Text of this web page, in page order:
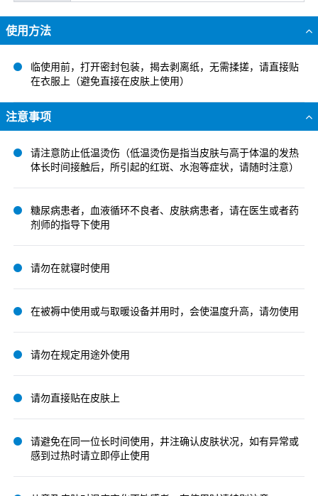
使用方法
临使用前，打开密封包装，揭去剥离纸，无需揉搓，请直接贴
在衣服上（避免直接在皮肤上使用）
注意事项
请注意防止低温烫伤（低温烫伤是指当皮肤与高于体温的发热
体长时间接触后，所引起的红斑、水泡等症状，请随时注意）
糖尿病患者，血液循环不良者、皮肤病患者，请在医生或者药
剂师的指导下使用
请勿在就寝时使用
在被褥中使用或与取暖设备并用时，会使温度升高，请勿使用
请勿在规定用途外使用
请勿直接贴在皮肤上
请避免在同一位长时间使用，井注确认皮肤状况，如有异常或
感到过热时请立即停止使用